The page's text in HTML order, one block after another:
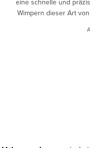
eine schnelle und
Wimpern dieser Art
noch nie
e